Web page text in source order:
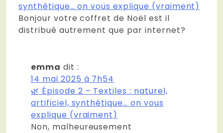
synthétique… on vous explique (vraiment)
Bonjour votre coffret de Noël est il
distribué autrement que par internet?
emma dit :
14 mai 2025 à 7h54
🌿 Épisode 2 – Textiles : naturel,
artificiel, synthétique… on vous
explique (vraiment)
Non, malheureusement